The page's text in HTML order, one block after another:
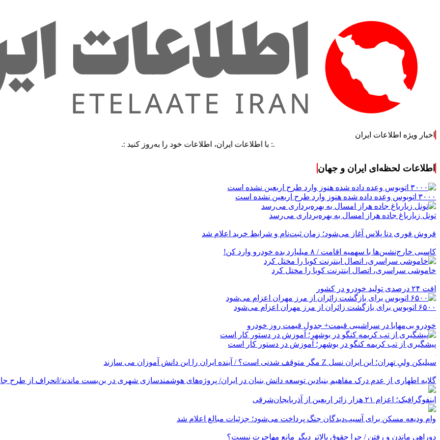
اخبار ویژه اطلاعات ایران
.: با اطلاعات ایران، اطلاعات خود را به‌روز کنید :.
اطلاعات لحظه‌ای ایران و جهان
۳۰۰۰ اتوبوس وعده داده شده هنوز وارد طرح اربعین نشده است
تونل زیارباغ جاده هراز امسال به بهره‌برداری می‌رسد
فروش فوری دنا پلاس آغاز می‌شود؛ زمان ثبت‌نام و شرایط خرید اعلام شد
کاسبی خارج‌نشین‌ها با سهمیه اقامت / ۸ میلیارد بده خودرو وارد کن!
خاموشی سراسری، اتصال اینترنت کوبا را مختل کرد
افت ۲۴ درصدی تولید خودرو در کشور
۶۵۰۰ اتوبوس برای بازگشت زائران از مرز مهران اعزام می‌شود
خودرو بی‌مهابا در سراشیبی قیمت+ جدول قیمت روز خودرو
پیشگیری از تب کریمه کنگو در بوشهر؛ آموزش در دستور کار است
سیلیکن ولیِ تهران؛ این ایران نسل Z مگر متوقف شدنی است؟ / آینده ایران را این دانش آموزان می سازند
گلایه اطهاری از عدم درک مفاهیم بنیادین توسعه دانش بنیان در ایران/ پروژه‌های هوشمندسازی شهری در بن‌بست ماندند/انحراف از طرح جامع ۱۳۸۶ به کشور
اینفوگرافیک؛ اعزام ۲۱ هزار زائر اربعین از آذربایجان‌شرقی
وام ودیعه مسکن برای آسیب‌دیدگان جنگ پرداخت می‌شود؛ جزئیات مبالغ اعلام شد
دوراهی ماندن و رفتن / چرا حقوق بالاتر دیگر مانع مهاجرت نیست؟